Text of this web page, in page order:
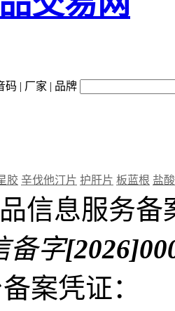
码 | 厂家 | 品牌
胶 辛伐他汀片 护肝片 板蓝根 盐
信息服务备
字
案凭证：